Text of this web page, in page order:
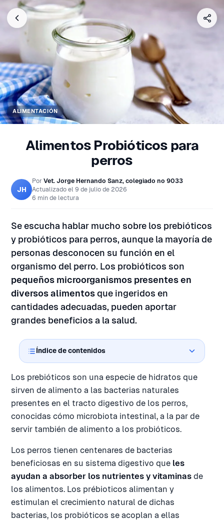
ALIMENTACIÓN
Alimentos Probióticos para
perros
JH
Por Vet. Jorge Hernando Sanz, colegiado nº 9033
Actualizado el 9 de julio de 2026
6 min de lectura
Se escucha hablar mucho sobre los prebióticos
y probióticos para perros, aunque la mayoría de
personas desconocen su función en el
organismo del perro. Los probióticos son
pequeños microorganismos presentes en
diversos alimentosque ingeridos en
cantidades adecuadas, pueden aportar
grandes beneficios a la salud.
Índice de contenidos
Los prebióticos son una especie de hidratos que
sirven de alimento a las bacterias naturales
presentes en el tracto digestivo de los perros,
conocidas cómo microbiota intestinal, a la par de
servir también de alimento a los probióticos.
Los perros tienen centenares de bacterias
beneficiosas en su sistema digestivo que les
ayudan a absorber los nutrientes y vitaminas de
los alimentos. Los prébioticos alimentan y
estimulan el crecimiento natural de dichas
bacterias, los probióticos se acoplan a ellas